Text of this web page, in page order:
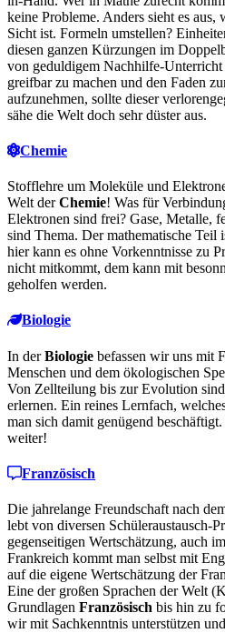
keine Probleme. Anders sieht es
Sicht ist. Formeln umstellen?
diesen ganzen Kürzungen im
von geduldigem Nachhilfe-
greifbar zu machen und den Faden
aufzunehmen, sollte dieser
sähe die Welt doch sehr düster aus.
Chemie
Stofflehre um Moleküle und
Welt derChemie! Was für
Elektronen sind frei? Gase, Metalle,
sind Thema. Der mathematische Teil
hier kann es ohne Vorkenntnisse zu
nicht mitkommt, dem kann mit
geholfen werden.
Biologie
In derBiologie befassen wir uns mit
Menschen und dem ökologischen
Von Zellteilung bis zur Evolution
erlernen. Ein reines Lernfach,
man sich damit genügend
weiter!
Französisch
Die jahrelange Freundschaft nach
lebt von diversen Schüleraustausch-
gegenseitigen Wertschätzung, auch
Frankreich kommt man selbst mit
auf die eigene Wertschätzung der
Eine der großen Sprachen der Welt
Grundlagen Französisch bis hin zu
wir mit Sachkenntnis unterstützen